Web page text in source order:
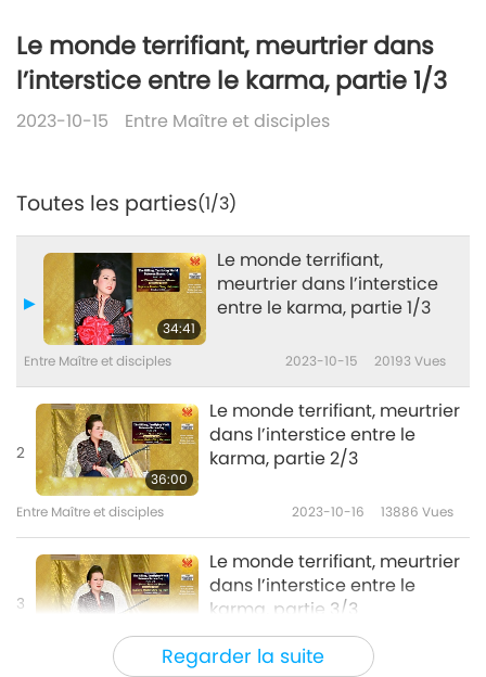
Le monde terrifiant, meurtrier dans
l’interstice entre le karma, partie 1/3
2023-10-15 Entre Maître et disciples
Regarder la suite
Toutes les parties(1/3)
34:41
Le monde terrifiant,
meurtrier dans l’interstice
entre le karma, partie 1/3
Entre Maître et disciples 2023-10-15 20193 Vues
2
36:00
Le monde terrifiant, meurtrier
dans l’interstice entre le
karma, partie 2/3
Entre Maître et disciples 2023-10-16 13886 Vues
3
Le monde terrifiant, meurtrier
dans l’interstice entre le
karma, partie 3/3
Entre Maître et disciples 2023-10-17